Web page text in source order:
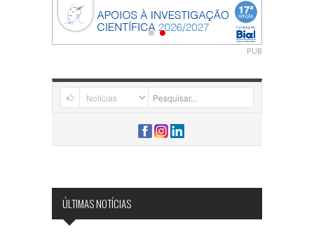
PUB
ÚLTIMAS NOTÍCIAS